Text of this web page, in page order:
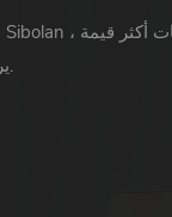
يرجى ترك معلوماتك ورسالتك.